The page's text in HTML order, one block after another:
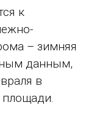
к
– зимняя
данным,
в
площади.